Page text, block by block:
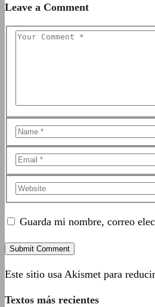
Leave a Comment
Guarda mi nombre, correo
Este sitio usa Akismet para
Textos más recientes